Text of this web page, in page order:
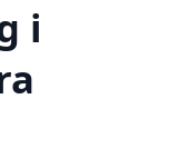
i